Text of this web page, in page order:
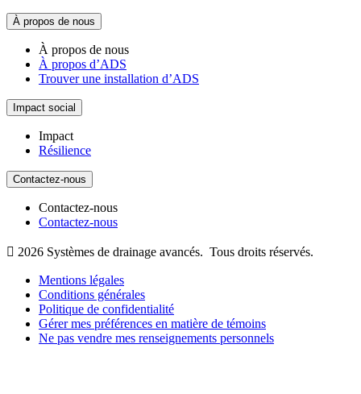
À propos de nous
À propos de nous
À propos d’ADS
Trouver une installation d’ADS
Impact social
Impact
Résilience
Contactez-nous
Contactez-nous
Contactez-nous
 2026 Systèmes de drainage avancés. Tous droits réservés.
Mentions légales
Conditions générales
Politique de confidentialité
Gérer mes préférences en matière de témoins
Ne pas vendre mes renseignements personnels